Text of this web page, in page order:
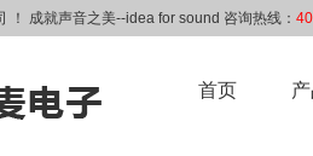
！ 成就声音之美--idea for sound 咨询热线：
首页